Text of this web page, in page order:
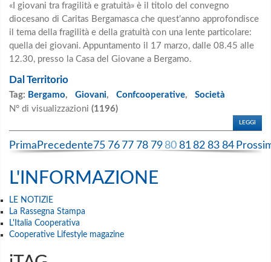
«I giovani tra fragilità e gratuità» è il titolo del convegno
diocesano di Caritas Bergamasca che quest’anno approfondisce
il tema della fragilità e della gratuità con una lente particolare:
quella dei giovani. Appuntamento il 17 marzo, dalle 08.45 alle
12.30, presso la Casa del Giovane a Bergamo.
Dal Territorio
Tag: Bergamo, Giovani, Confcooperative, Società
N° di visualizzazioni (1196)
LEGGI
Prima Precedente75 76 77 78 79 80 81 82 83 84
L'INFORMAZIONE
LE NOTIZIE
La Rassegna Stampa
L'Italia Cooperativa
Cooperative Lifestyle magazine